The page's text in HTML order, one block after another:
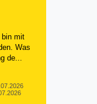
bin mit
Was
de...